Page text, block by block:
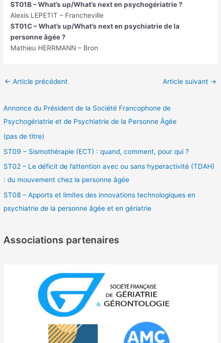
Annonce du Président de la Société Francophone de
Psychogériatrie et de Psychiatrie de la Personne Âgée
(pas de titre)
ST09 – Sismothérapie (ECT) : quand, comment, pour qui ?
ST02 – Le déficit de l’attention avec ou sans hyperactivité (TDAH)
: du mouvement chez la personne âgée
ST08 – Apports et limites des innovations technologiques en
psychiatrie de la personne âgée et en gériatrie
Associations partenaires
ST01B – What’s up/What’s next en psychogériatrie ?
Alexis LEPETIT – Francheville
ST01C – What’s up/What’s next en psychiatrie de la
personne âgée ?
Mathieu HERRMANN – Bron
Navigation
← Article précédent Article suivant →